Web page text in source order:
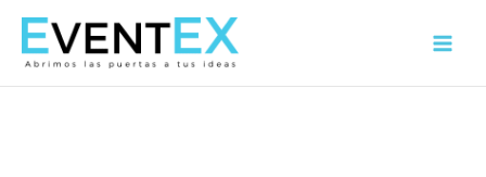
contenido
Main